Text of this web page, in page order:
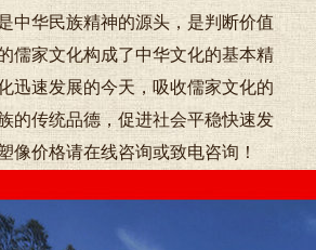
中华民族精神的源头，是判断价值
儒家文化构成了中华文化的基本精
迅速发展的今天，吸收儒家文化的
的传统品德，促进社会平稳快速发
像价格请在线咨询或致电咨询！